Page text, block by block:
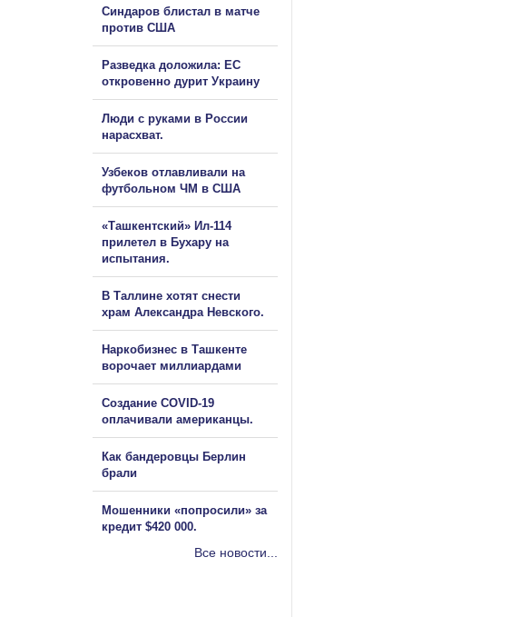
Синдаров блистал в матче
против США
Разведка доложила: ЕС
откровенно дурит Украину
Люди с руками в России
нарасхват.
Узбеков отлавливали на
футбольном ЧМ в США
«Ташкентский» Ил-114
прилетел в Бухару на
испытания.
В Таллине хотят снести
храм Александра Невского.
Наркобизнес в Ташкенте
ворочает миллиардами
Создание COVID-19
оплачивали американцы.
Как бандеровцы Берлин
брали
Мошенники «попросили» за
кредит $420 000.
Все новости...